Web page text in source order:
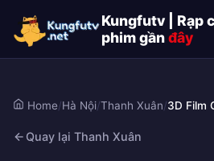
Kungfutv | Rạp
phim gầnđây
Home/Hà Nội/Thanh Xuân/3D Film
Quay lại Thanh Xuân